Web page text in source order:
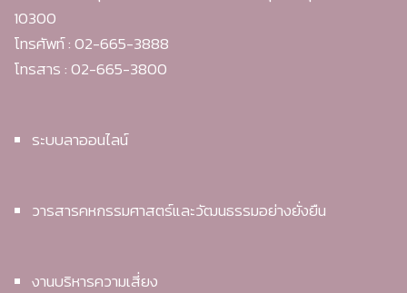
10300
โทรศัพท์ : 02-665-3888
โทรสาร : 02-665-3800
ระบบลาออนไลน์
วารสารคหกรรมศาสตร์และวัฒนธรรมอย่างยั่งยืน
งานบริหารความเสี่ยง